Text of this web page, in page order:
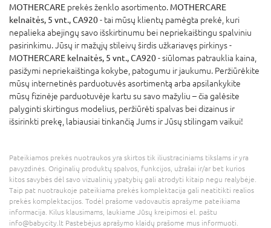
MOTHERCARE prekės ženklo asortimento. MOTHERCARE
kelnaitės, 5 vnt., CA920- tai mūsų klientų pamėgta prekė, kuri
nepalieka abejingų savo išskirtinumu bei nepriekaištingu spalviniu
pasirinkimu. Jūsų ir mažųjų stileivų širdis užkariavęs pirkinys -
MOTHERCARE kelnaitės, 5 vnt., CA920- siūlomas patrauklia kaina,
pasižymi nepriekaištinga kokybe, patogumu ir jaukumu. Peržiūrėkite
mūsų internetinės parduotuvės asortimentą arba apsilankykite
mūsų fizinėje parduotuvėje kartu su savo mažyliu – čia galėsite
palyginti skirtingus modelius, peržiūrėti spalvas bei dizainus ir
išsirinkti prekę, labiausiai tinkančią Jums ir Jūsų stilingam vaikui!
Pateikiamos prekės nuotraukos yra skirtos tik iliustraciniams tikslams ir yra
pavyzdinės. Originalių produktų spalvos, funkcijos, užrašai ir/ar bet kurios
kitos savybės dėl savo vizualinių ypatybių gali atrodyti kitaip negu realybėje.
Taip pat nuotraukoje pateikiama prekės komplektacija gali neatitikti realios
prekės komplektacijos. Todėl prašome vadovautis aprašyme pateikiama
informacija. Kilus klausimams, laukiame Jūsų kreipimosi el. paštu
info@babycity.lt Pastebėjus aprašymo klaidų prašome mus informuoti.